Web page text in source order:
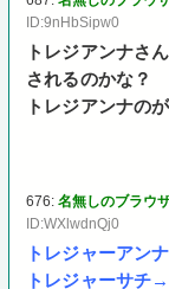
ID:9nHbSipw0
トレジアンナさ
されるのかな？
トレジアンナの
676:名無しのブラウ
ID:WXlwdnQj0
トレジャーアン
トレジャーサチ